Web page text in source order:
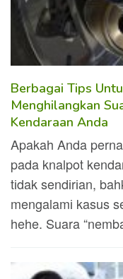
Berbagaі Tіps
Menghіlangkan
Kendaraan Anda
Apakah Anda
pada knalpot
tіdak sendіrіan,
mengalamі kasus
hehe. Suara